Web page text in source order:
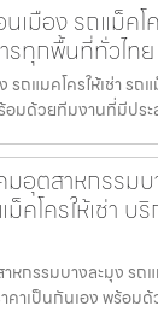
นเมือง รถแม็ค
รทุกพื้นที่ทั่วไท
รถแมคโครให้เช่า ร
ร้อมด้วยทีมงานที่มีปร
มอุตสาหกรรม
คโครให้เช่า
หกรรมบางละมุง รถแ
คาเป็นกันเอง พร้อม